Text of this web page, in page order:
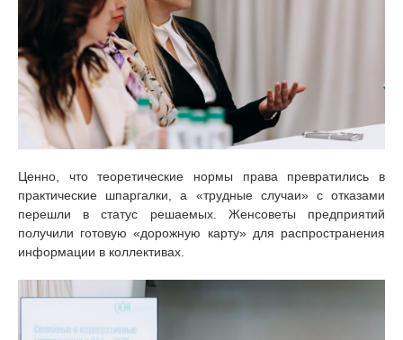
Ценно, что теоретические нормы права превратились в
практические шпаргалки, а «трудные случаи» с отказами
перешли в статус решаемых. Женсоветы предприятий
получили готовую «дорожную карту» для распространения
информации в коллективах.